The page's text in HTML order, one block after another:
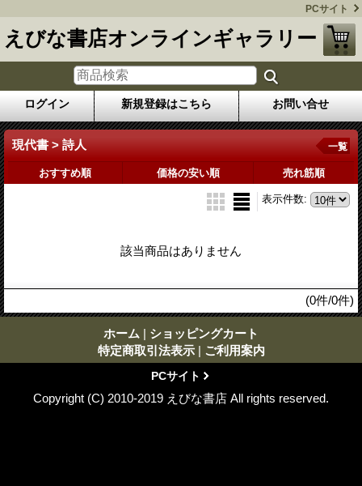
PCサイト
えびな書店オンラインギャラリー
ログイン 新規登録はこちら お問い合せ
現代書 > 詩人 一覧
おすすめ順 価格の安い順 売れ筋順
表示件数:
該当商品はありません
(0件/0件)
ホーム | ショッピングカート
特定商取引法表示 | ご利用案内
PCサイト
Copyright (C) 2010-2019 えびな書店 All rights reserved.